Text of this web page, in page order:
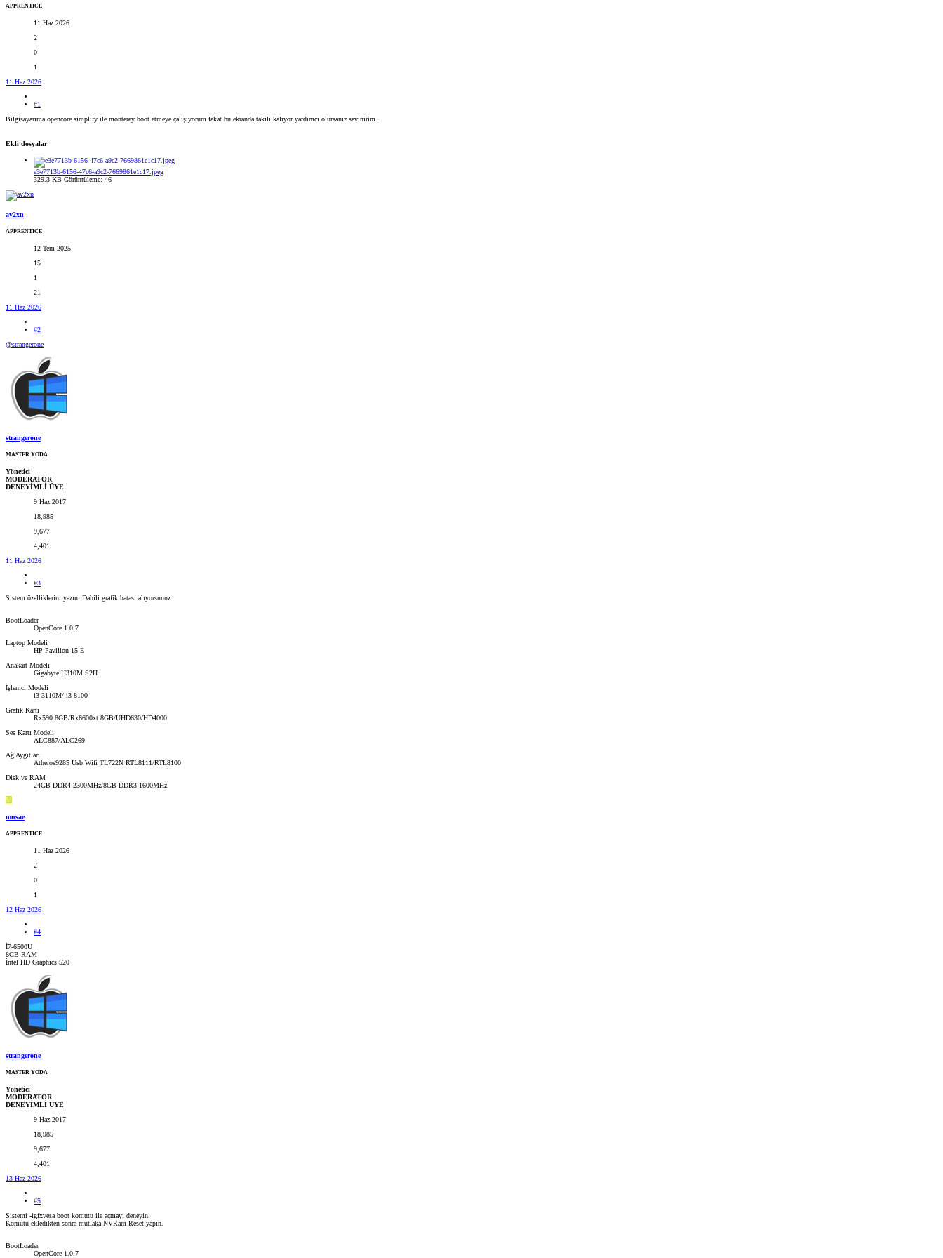
APPRENTICE
11 Haz 2026
2
0
1
11 Haz 2026
#1
Bilgisayarıma opencore simplify ile monterey boot etmeye çalışıyorum fakat bu ekranda takılı kalıyor yardımcı olursanız sevinirim.
Ekli dosyalar
e3e7713b-6156-47c6-a9c2-7669861e1c17.jpeg
329.3 KB Görüntüleme: 46
av2xn
APPRENTICE
12 Tem 2025
15
1
21
11 Haz 2026
#2
@strangerone
strangerone
MASTER YODA
Yönetici
MODERATOR
DENEYİMLİ ÜYE
9 Haz 2017
18,985
9,677
4,401
11 Haz 2026
#3
Sistem özelliklerini yazın. Dahili grafik hatası alıyorsunuz.
BootLoader
OpenCore 1.0.7
Laptop Modeli
HP Pavilion 15-E
Anakart Modeli
Gigabyte H310M S2H
İşlemci Modeli
i3 3110M/ i3 8100
Grafik Kartı
Rx590 8GB/Rx6600xt 8GB/UHD630/HD4000
Ses Kartı Modeli
ALC887/ALC269
Ağ Aygıtları
Atheros9285 Usb Wifi TL722N RTL8111/RTL8100
Disk ve RAM
24GB DDR4 2300MHz/8GB DDR3 1600MHz
M
musae
APPRENTICE
11 Haz 2026
2
0
1
12 Haz 2026
#4
İ7-6500U
8GB RAM
İntel HD Graphics 520
strangerone
MASTER YODA
Yönetici
MODERATOR
DENEYİMLİ ÜYE
9 Haz 2017
18,985
9,677
4,401
13 Haz 2026
#5
Sistemi -igfxvesa boot komutu ile açmayı deneyin.
Komutu ekledikten sonra mutlaka NVRam Reset yapın.
BootLoader
OpenCore 1.0.7